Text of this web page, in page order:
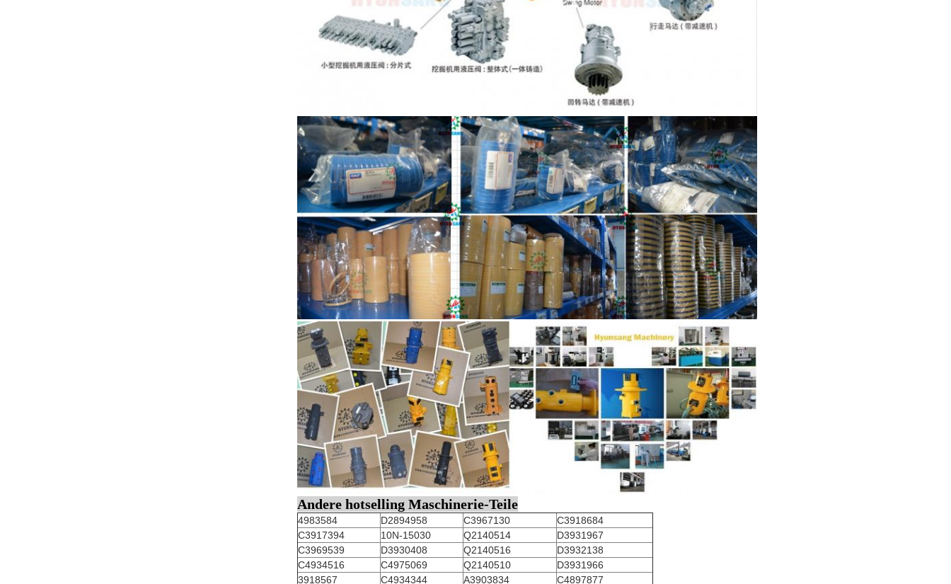
Andere hotselling Maschinerie-Teile
4983584 D2894958 C3967130
C3918684
C3917394
10N-15030 Q2140514
D3931967
C3969539
D3930408 Q2140516
D3932138
C4934516
C4975069 Q2140510
D3931966
3918567
C4934344 A3903834 C4897877